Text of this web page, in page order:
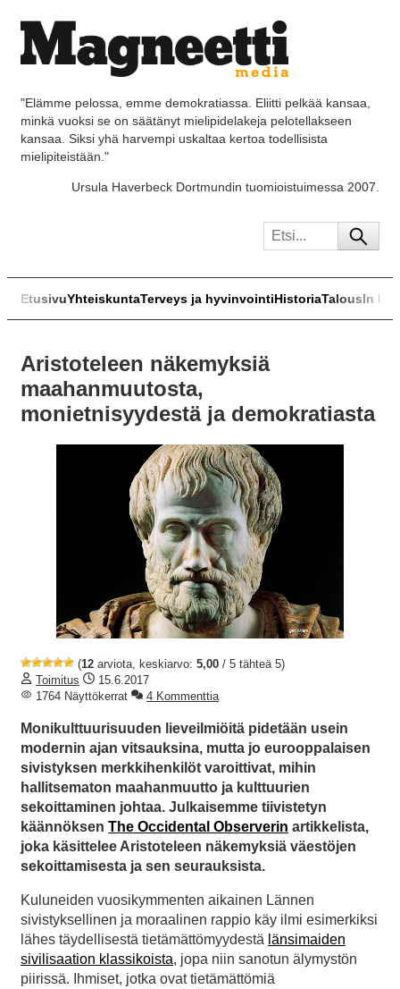
"Elämme pelossa, emme demokratiassa. Eliitti pelkää kansaa,
minkä vuoksi se on säätänyt mielipidelakeja pelotellakseen
kansaa. Siksi yhä harvempi uskaltaa kertoa todellisista
mielipiteistään."
Ursula Haverbeck Dortmundin tuomioistuimessa 2007.
EtusivuYhteiskuntaTerveys ja hyvinvointiHistoriaTalousIn
Aristoteleen näkemyksiä
maahanmuutosta,
monietnisyydestä ja demokratiasta
(12 arviota, keskiarvo: 5,00 / 5 tähteä 5)
Toimitus
15.6.2017
1764 Näyttökerrat
4 Kommenttia
Monikulttuurisuuden lieveilmiöitä pidetään usein
modernin ajan vitsauksina, mutta jo eurooppalaisen
sivistyksen merkkihenkilöt varoittivat, mihin
hallitsematon maahanmuutto ja kulttuurien
sekoittaminen johtaa. Julkaisemme tiivistetyn
käännöksen The Occidental Observerin artikkelista,
joka käsittelee Aristoteleen näkemyksiä väestöjen
sekoittamisesta ja sen seurauksista.
Kuluneiden vuosikymmenten aikainen Lännen
sivistyksellinen ja moraalinen rappio käy ilmi esimerkiksi
lähes täydellisestä tietämättömyydestä länsimaiden
sivilisaation klassikoista, jopa niin sanotun älymystön
piirissä. Ihmiset, jotka ovat tietämättömiä